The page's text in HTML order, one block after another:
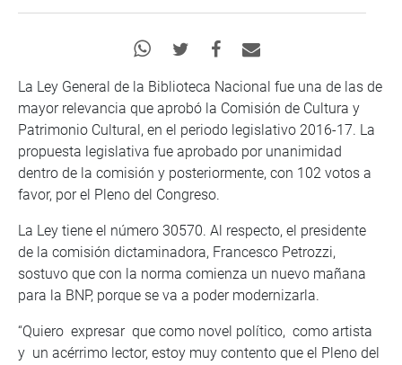
La Ley General de la Biblioteca Nacional fue una de las de
mayor relevancia que aprobó la Comisión de Cultura y
Patrimonio Cultural, en el periodo legislativo 2016-17. La
propuesta legislativa fue aprobado por unanimidad
dentro de la comisión y posteriormente, con 102 votos a
favor, por el Pleno del Congreso.
La Ley tiene el número 30570. Al respecto, el presidente
de la comisión dictaminadora, Francesco Petrozzi,
sostuvo que con la norma comienza un nuevo mañana
para la BNP, porque se va a poder modernizarla.
“Quiero expresar que como novel político, como artista
y un acérrimo lector, estoy muy contento que el Pleno del